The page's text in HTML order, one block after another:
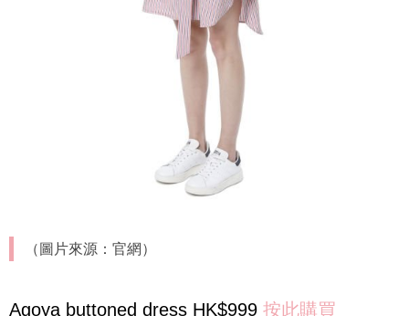
（圖片來源：官網）
Agoya buttoned dress HK$999 按此購買